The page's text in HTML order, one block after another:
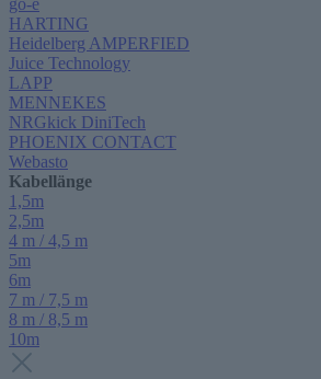
go-e
HARTING
Heidelberg AMPERFIED
Juice Technology
LAPP
MENNEKES
NRGkick DiniTech
PHOENIX CONTACT
Webasto
Kabellänge
1,5m
2,5m
4 m / 4,5 m
5m
6m
7 m / 7,5 m
8 m / 8,5 m
10m